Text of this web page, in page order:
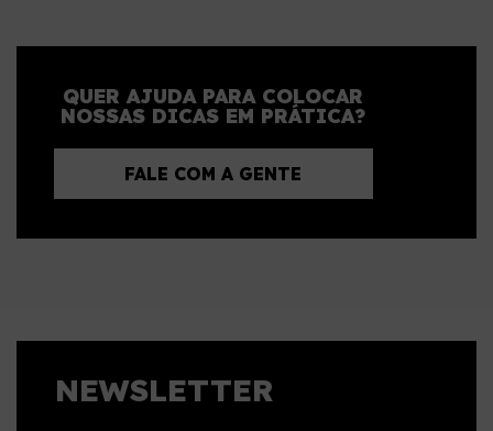
QUER AJUDA PARA COLOCAR
NOSSAS DICAS EM PRÁTICA?
FALE COM A GENTE
NEWSLETTER